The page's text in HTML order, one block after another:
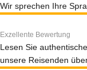
Wir sprechen Ihre
Exzellente Bewertung
Lesen Sie authentische
unsere Reisenden